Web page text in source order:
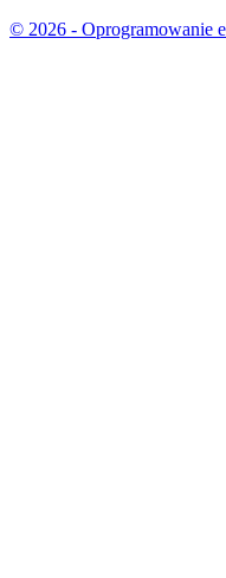
© 2026 - Oprogramowanie